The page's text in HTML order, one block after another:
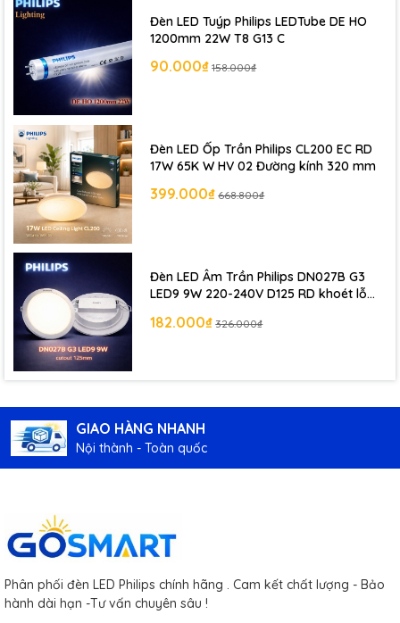
Đèn LED Tuýp Philips LEDTube DE HO
1200mm 22W T8 G13 C
90.000₫ 158.000₫
Đèn LED Ốp Trần Philips CL200 EC RD
17W 65K W HV 02 Đường kính 320 mm
399.000₫ 668.800₫
Đèn LED Âm Trần Philips DN027B G3
LED9 9W 220-240V D125 RD khoét lỗ
182.000₫ 326.000₫
GIAO HÀNG NHANH
Nội thành - Toàn quốc
Phân phối đèn LED Philips chính hãng . Cam kết chất lượng - Bảo
hành dài hạn -Tư vấn chuyên sâu !